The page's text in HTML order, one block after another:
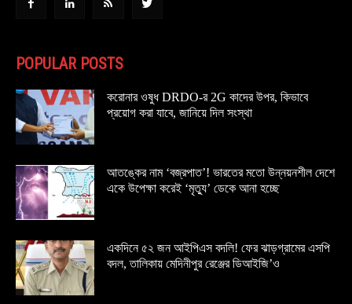
POPULAR POSTS
করোনার ওষুধ DRDO-র 2G কাদের উপর, কিভাবে
প্রয়োগ করা যাবে, জানিয়ে দিল সংস্থা
আতঙ্কের নাম ‘বজ্রপাত’! ভারতের মতো উন্নয়নশীল দেশে
একে উপেক্ষা করেই ‘মৃত্যু’ ডেকে আনা হচ্ছে
একদিনে ৫২ জন আইপিএস বদলি! ফের ঝাড়গ্রামের এসপি
বদল, তালিকায় মেদিনীপুর রেঞ্জের ডিআইজি’ও